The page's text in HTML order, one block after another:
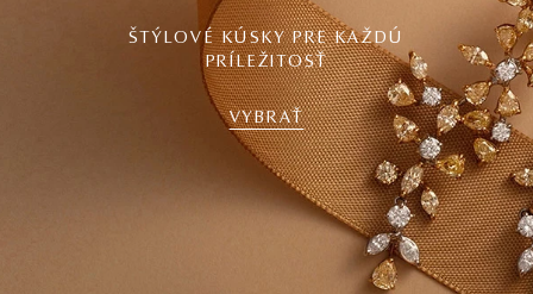
ŠTÝLOVÉ KÚSKY PRE KAŽDÚ
PRÍLEŽITOSŤ
VYBRAŤ